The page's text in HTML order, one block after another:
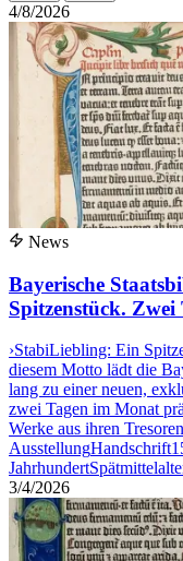
4/8/2026
News
Bayerische
Spitzenstück. Zwei
›StabiLiebling: Ein
diesem Motto lädt die
lang zu einer neuen,
zwei Tagen im Monat
Werke aus ihren
AusstellungHandschrift
Jahrhundert
3/4/2026